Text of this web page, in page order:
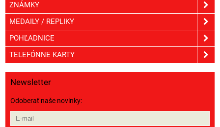
ZNÁMKY
MEDAILY / REPLIKY
POHĽADNICE
TELEFÓNNE KARTY
Newsletter
Odoberať naše novinky: